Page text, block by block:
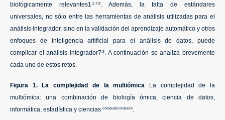
biológicamente relevantes1 ,2,7,8
. Además, la falta de estándares
universales, no sólo entre las herramientas de análisis utilizadas para el
análisis integrador, sino en la validación del aprendizaje automático y otros
enfoques de inteligencia artificial para el análisis de datos, puede
complicar el análisis integrador7,8. A continuación se analiza brevemente
cada uno de estos retos.
Figura 1. La complejidad de la multiómica La complejidad de la
multiómica: una combinación de biología ómica, ciencia de datos,
informática, estadística y ciencias computacionales8.